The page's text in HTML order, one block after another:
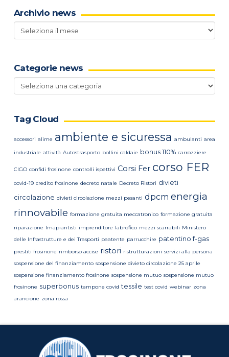
Archivio news
Archivio
news
Categorie news
Categorie
news
Tag Cloud
accessori alime ambiente e sicuressa ambulanti area
industriale attività Autostrasporto bollini caldaie bonus 110% carrozziere
CIGO confidi frosinone controlli ispettivi Corsi Fer corso FER
covid-19 credito frosinone decreto natale Decreto Ristori divieti
circolazione divieti circolazione mezzi pesanti dpcm energia
rinnovabile formazione gratuita meccatronico formazione gratuita
riparazione Imapiantisti imprenditore labrofico mezzi scarrabili Ministero
delle Infrastrutture e dei Trasporti paatente parrucchire patentino f-gas
prestiti frosinone rimborso accise ristori ristrutturazioni servizi alla persona
sospensione del finanziamento sospensione divieto circolazione 25 aprile
sospensione finanziamento frosinone sospensione mutuo sospensione mutuo
frosinone superbonus tampone covid tessile test covid webinar zona
arancione zona rossa